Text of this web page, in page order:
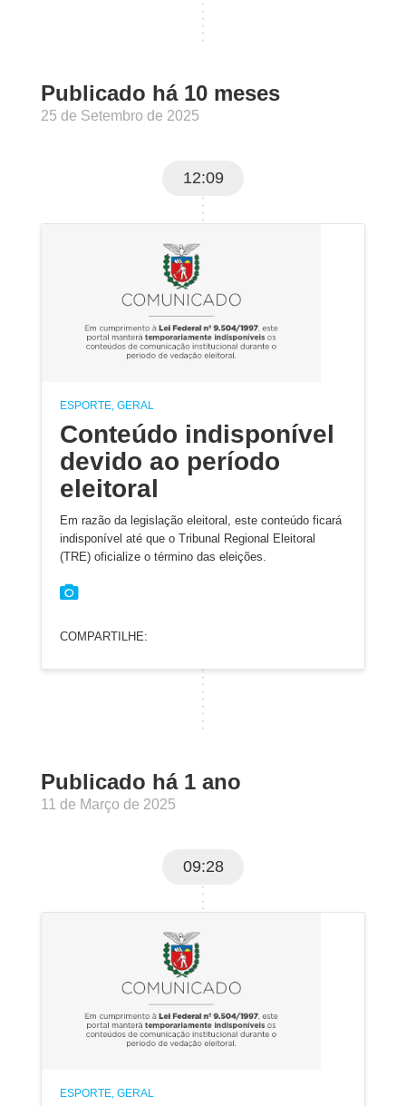
Publicado há 10 meses
25 de Setembro de 2025
12:09
ESPORTE, GERAL
Conteúdo indisponível
devido ao período
eleitoral
Em razão da legislação eleitoral, este conteúdo ficará
indisponível até que o Tribunal Regional Eleitoral
(TRE) oficialize o término das eleições.
COMPARTILHE:
Publicado há 1 ano
11 de Março de 2025
09:28
ESPORTE, GERAL